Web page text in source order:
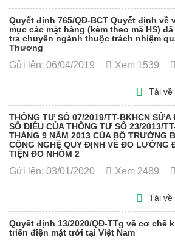
Quyết định 765/QĐ-BCT Quyết định về
mục các mặt hàng (kèm theo mã HS)
tra chuyên ngành thuộc trách nhiệm
Thương
Gửi lên: 06/04/2019 Xem 1539
Tải về
THÔNG TƯ SỐ 07/2019/TT-BKHCN SỬA
SỐ ĐIỀU CỦA THÔNG TƯ SỐ 23/2013/
THÁNG 9 NĂM 2013 CỦA BỘ TRƯỞNG
CÔNG NGHỆ QUY ĐỊNH VỀ ĐO LƯỜNG
TIỆN ĐO NHÓM 2
Gửi lên: 03/01/2020 Xem 2489
Tải về
Quyết định 13/2020/QĐ-TTg về cơ chế
triển điện mặt trời tại Việt Nam